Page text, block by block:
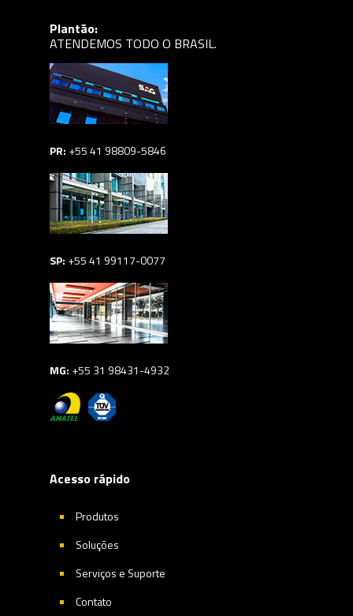
Plantão:
ATENDEMOS TODO O BRASIL.
PR: +55 41 98809-5846
SP: +55 41 99117-0077
MG: +55 31 98431-4932
Acesso rápido
Produtos
Soluções
Serviços e Suporte
Contato